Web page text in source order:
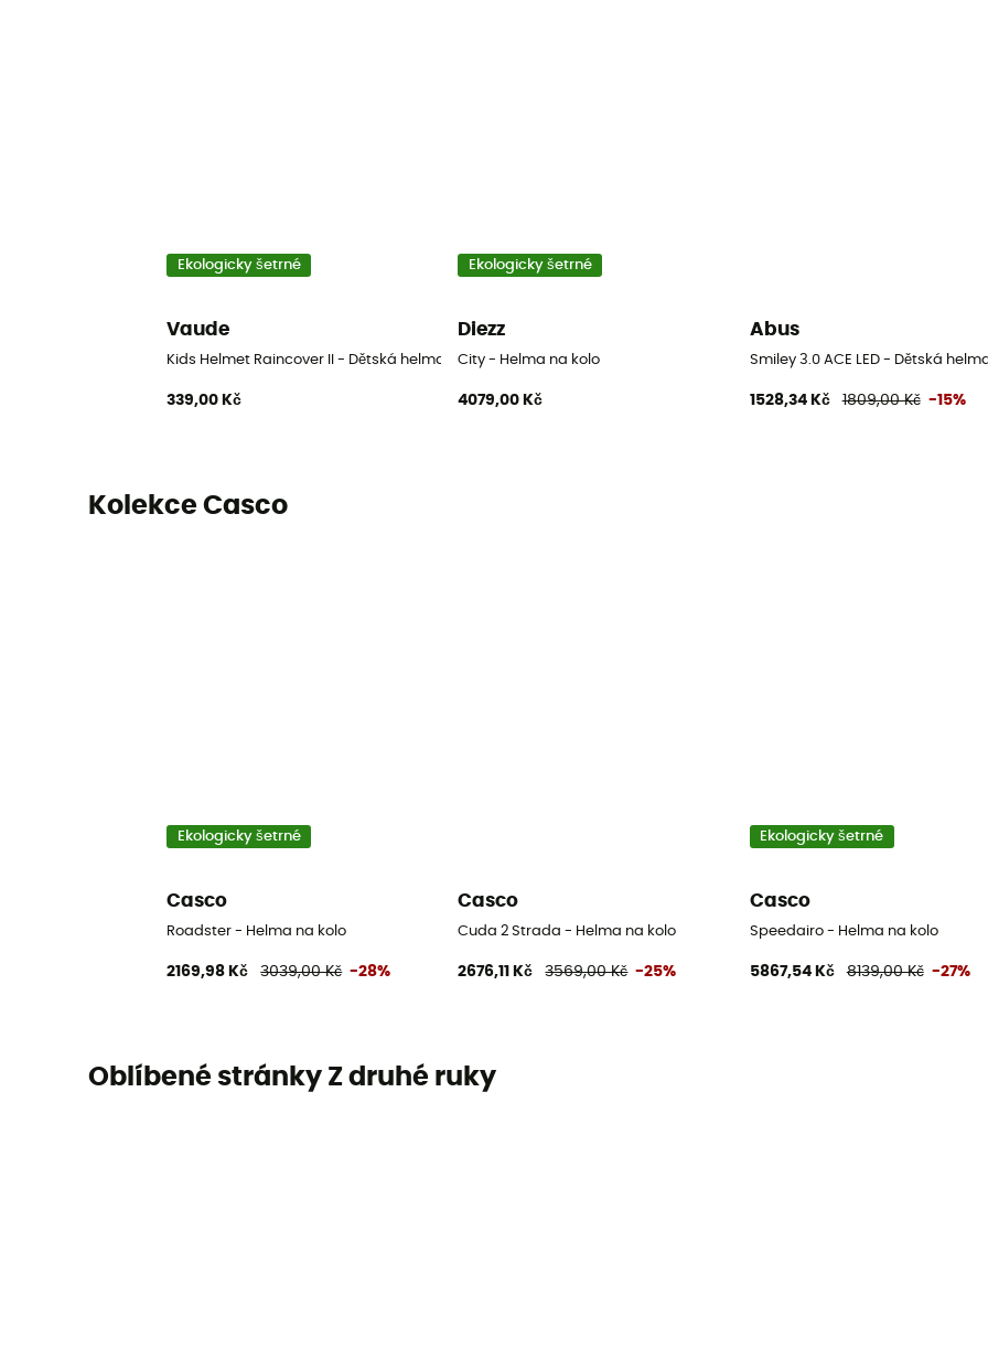
Ekologicky šetrné
Vaude
Kids Helmet Raincover II - Dětská helma na kolo
339,00 Kč
Ekologicky šetrné
Diezz
City - Helma na kolo
4079,00 Kč
Abus
Smiley 3.0 ACE LED - Dětská
1528,34 Kč 1809,00 Kč -15%
Kolekce Casco
Ekologicky šetrné
Casco
Roadster - Helma na kolo
2169,98 Kč 3039,00 Kč -28%
Casco
Cuda 2 Strada - Helma na kolo
2676,11 Kč 3569,00 Kč -25%
Ekologicky šetrné
Casco
Speedairo - Helma na kolo
5867,54 Kč 8139,00 Kč -27%
Oblíbené stránky Z druhé ruky